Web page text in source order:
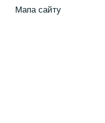
Мапа сайту